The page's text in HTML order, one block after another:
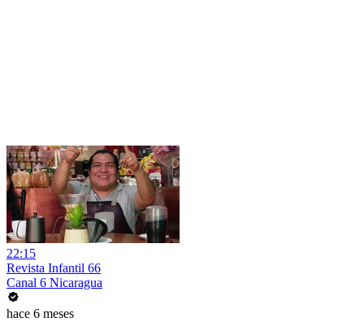
22:15
Revista Infantil 66
Canal 6 Nicaragua
hace 6 meses